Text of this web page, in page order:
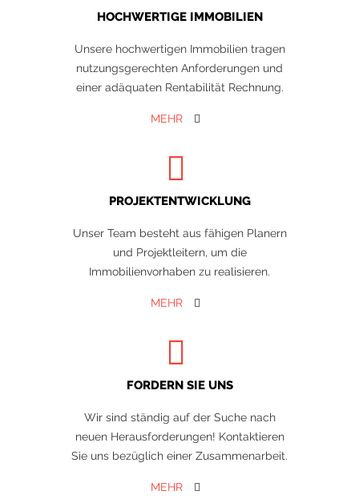
HOCHWERTIGE IMMOBILIEN
Unsere hochwertigen Immobilien tragen
nutzungsgerechten Anforderungen und
einer adäquaten Rentabilität Rechnung.
MEHR
PROJEKTENTWICKLUNG
Unser Team besteht aus fähigen Planern
und Projektleitern, um die
Immobilienvorhaben zu realisieren.
MEHR
FORDERN SIE UNS
Wir sind ständig auf der Suche nach
neuen Herausforderungen! Kontaktieren
Sie uns bezüglich einer Zusammenarbeit.
MEHR